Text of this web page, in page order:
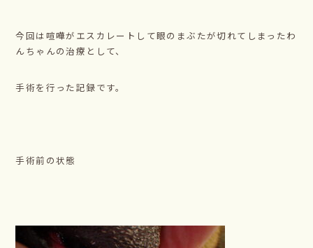
今回は喧嘩がエスカレートして眼のまぶたが切れてしまったわ
んちゃんの治療として、
手術を行った記録です。
手術前の状態